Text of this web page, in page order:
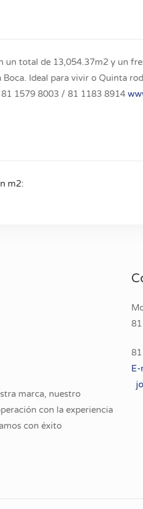
un total de 13,054.37m2 y un
Ideal para vivir o Quinta
1579 8003 / 81 1183 8914
m2:
marca, nuestro
con la experiencia
con éxito
E-